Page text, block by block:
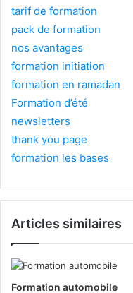
tarif de formation
pack de formation
nos avantages
formation initiation
formation en ramadan
Formation d’été
newsletters
thank you page
formation les bases
Articles similaires
Formation automobile